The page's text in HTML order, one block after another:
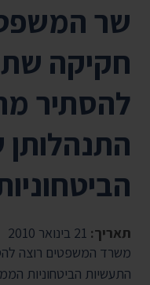
שר
חקיקה
להסתיר
תאריך:
משרד המשפטים רוצה
התעשיות הביטחוניות